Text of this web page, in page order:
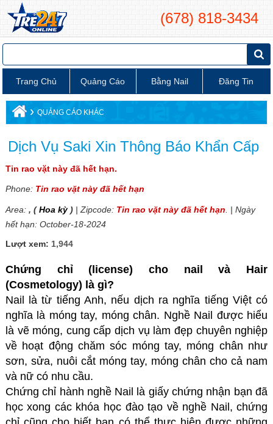
(678) 818-3434
Trang Chủ Quảng Cáo Bằng Nail Đăng Tin
› QUẢNG CÁO KHÁC
Dịch Vụ Saki Xin Thông Báo Khẩn Cấp
Tin rao vặt này đã hết hạn.
Phone: Tin rao vặt này đã hết hạn
Area: , (Hoa kỳ)| Zipcode: Tin rao vặt này đã hết hạn . | Ngày
hết hạn: October-18-2024
Lượt xem: 1,944
Chứng chỉ (license) cho nail và Hair
(Cosmetology) là gì?
Nail là từ tiếng Anh, nếu dịch ra nghĩa tiếng Việt có
nghĩa là móng tay, móng chân. Nghề Nail được hiểu
là vẽ móng, cung cấp dịch vụ làm đẹp chuyên nghiệp
về hoạt động chăm sóc móng tay, móng chân như
sơn, sửa, nuôi cắt móng tay, móng chân cho cả nam
và nữ có nhu cầu.
Chứng chỉ hành nghề Nail là giấy chứng nhận bạn đã
học xong các khóa học đào tạo về nghề Nail, chứng